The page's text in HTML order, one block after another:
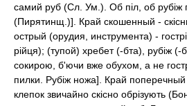
самий руб (Сл. Ум.). Об піл, об рубіж
(Пирятинщ.)]. Край скошенный -
острый (орудия, инструмента) -
рійця); (тупой) хребет (-бта), рубіж
сокирою, б'ючи вже обухом, а не
пилки. Рубіж ножа]. Край
клепок звичайно скісно обрізують